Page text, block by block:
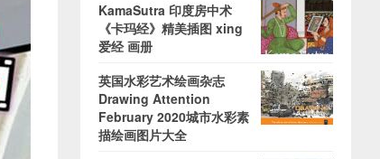
KamaSutra 印度房中术
《卡玛经》精美插图 xing
爱经 画册
英国水彩艺术绘画杂志
Drawing Attention
February 2020城市水彩素
描绘画图片大全